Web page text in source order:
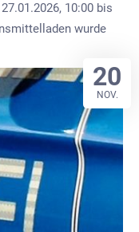
10:00 bis
wurde
20
NOV.